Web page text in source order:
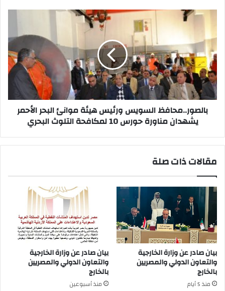
بالصور..محافظ
السويس
ورئيس
هيئة
موانئ
البحر
الأحمر
يشهدان
مناورة
حورس
التلوث
بالصور..محافظ السويس ورئيس هيئة موانئ البحر الأحمر
يشهدان مناورة حورس 10 لمكافحة التلوث البحري
مقالات ذات صلة
بيان صادر عن وزارة الخارجية
والتعاون الدولي والمصريين
بالخارج
منذ 5 أيام
بيان صادر عن وزارة الخارجية
والتعاون الدولي والمصريين
بالخارج
منذ أسبوعين